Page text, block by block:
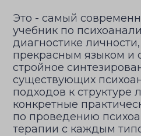
Это - самый
учебник по
диагностике
прекрасным языком и
стройное
существующих
подходов к структуре
конкретные
по проведению
терапии с каждым